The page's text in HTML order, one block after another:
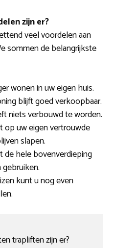
zijn er?
veel voordelen aan
sommen de belangrijkste
wonen in uw eigen huis.
blijft goed verkoopbaar.
niets verbouwd te worden.
op uw eigen vertrouwde
slapen.
de hele bovenverdieping
kunt u nog even
trapliften zijn er?